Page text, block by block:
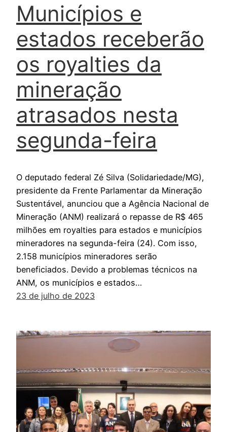
Municípios e
estados receberão
os royalties da
mineração
atrasados nesta
segunda-feira
O deputado federal Zé Silva (Solidariedade/MG),
presidente da Frente Parlamentar da Mineração
Sustentável, anunciou que a Agência Nacional de
Mineração (ANM) realizará o repasse de R$ 465
milhões em royalties para estados e municípios
mineradores na segunda-feira (24). Com isso,
2.158 municípios mineradores serão
beneficiados. Devido a problemas técnicos na
ANM, os municípios e estados…
23 de julho de 2023